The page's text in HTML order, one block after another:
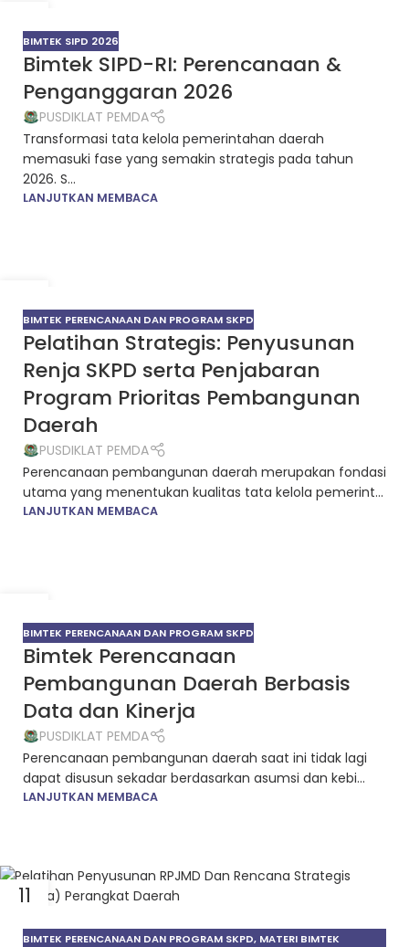
JAN
BIMTEK SIPD 2026
Bimtek SIPD-RI: Perencanaan &
Penganggaran 2026
PUSDIKLAT PEMDA
Transformasi tata kelola pemerintahan daerah
memasuki fase yang semakin strategis pada tahun
2026. S...
LANJUTKAN MEMBACA
NOV
BIMTEK PERENCANAAN DAN PROGRAM SKPD
Pelatihan Strategis: Penyusunan
Renja SKPD serta Penjabaran
Program Prioritas Pembangunan
Daerah
PUSDIKLAT PEMDA
Perencanaan pembangunan daerah merupakan fondasi
utama yang menentukan kualitas tata kelola pemerint...
LANJUTKAN MEMBACA
NOV
BIMTEK PERENCANAAN DAN PROGRAM SKPD
Bimtek Perencanaan
Pembangunan Daerah Berbasis
Data dan Kinerja
PUSDIKLAT PEMDA
Perencanaan pembangunan daerah saat ini tidak lagi
dapat disusun sekadar berdasarkan asumsi dan kebi...
LANJUTKAN MEMBACA
11
BIMTEK PERENCANAAN DAN PROGRAM SKPD, MATERI BIMTEK